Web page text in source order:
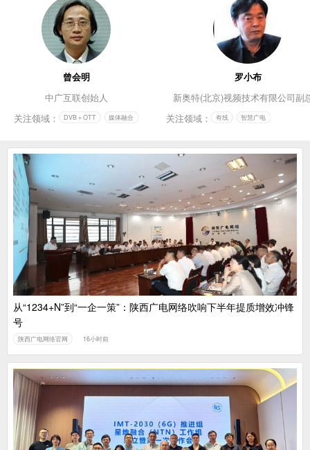
曾会明
中广互联创始人
关注领域：
DVB＋OTT 媒体融合
罗小布
新奥特(北京)视频技术有限公司副
关注领域：
有线 智慧广电
从“1234+N”到“一企一策”：陕西广电网络吹响下半年提质增效冲锋
号
陕西广电网络官网 16小时前